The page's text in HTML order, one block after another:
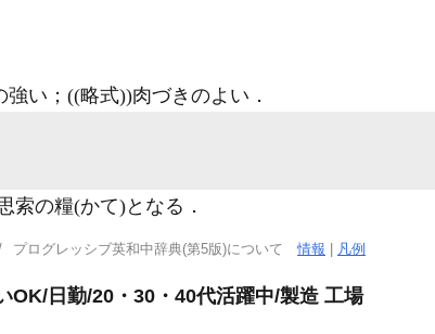
い；((略式))肉づきのよい ．
索の糧(かて)となる ．
プログレッシブ英和中辞典(第5版)について情報 凡例
OK/日勤/20・30・40代活躍中/製造 工場